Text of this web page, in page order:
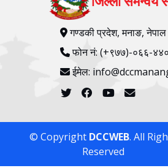
गण्डकी प्रदेश, मनाङ, नेपाल
फोन नं: (+९७७)-०६६-
ईमेल:
© Copyright DCCWEB. All
Reserved